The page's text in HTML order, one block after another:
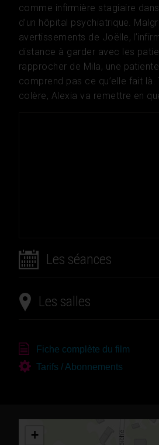
comme infirmière stagiaire
d’un hôpital psychiatrique.
avertissements de Joëlle,
distance à garder avec les
rapprocher de Mila, une
comprend pas ce qu’elle fait là.
colère, Alexia va remettre en
Les séances
Les salles
Fiche complète du film
Tarifs / Abonnements
+